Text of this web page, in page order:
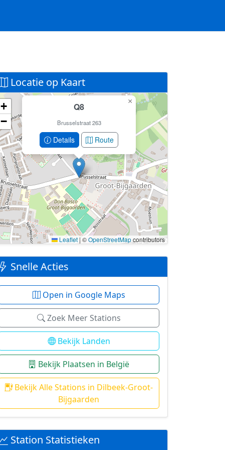
Locatie op Kaart
Geen locatiegegevens beschikbaar voor dit
station.
Dit station heeft geen GPS coördinaten in de database.
Q8
Brusselstraat 263
Details Route
×
+
−
Leaflet | ©OpenStreetMapcontributors
Snelle Acties
Open in Google Maps
Zoek Meer Stations
Bekijk Landen
Bekijk Plaatsen in België
Bekijk Alle Stations in Dilbeek-Groot-
Bijgaarden
Station Statistieken